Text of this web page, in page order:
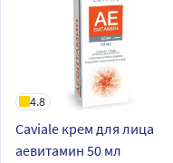
4.8
Caviale крем для лица
аевитамин 50 мл